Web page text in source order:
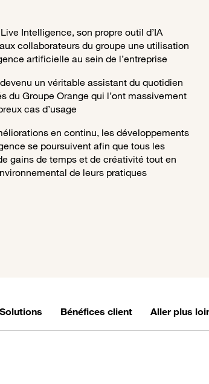
Intelligence, son propre outil d’IA
collaborateurs du groupe une utilisation
artificielle au sein de l’entreprise
un véritable assistant du quotidien
du Groupe Orange qui l’ont massivement
cas d’usage
en continu, les développements
se poursuivent afin que tous les
gains de temps et de créativité tout en
de leurs pratiques
Solutions Bénéfices client Aller plus